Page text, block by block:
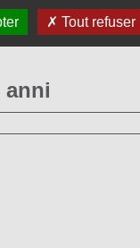
anni
su FB
Tout refuser